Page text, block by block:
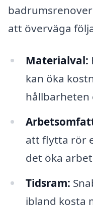
att överväga
Materialval:
kan öka
hållbarheten
att flytta rör
det öka
Tidsram:
ibland kosta